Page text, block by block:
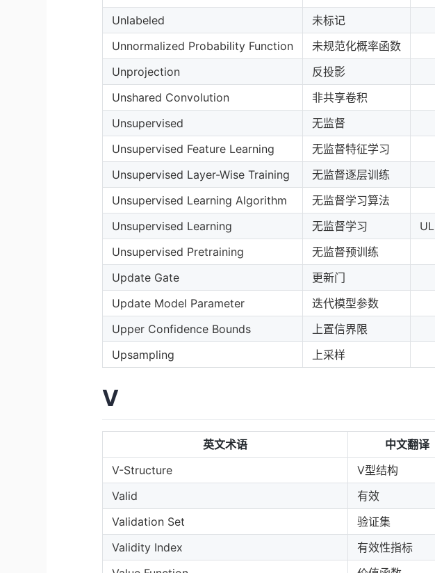
Unlabeled
未标记
Unnormalized Probability Function
未规范化概率函数
Unprojection
反投影
Unshared Convolution
非共享卷积
Unsupervised
无监督
Unsupervised Feature Learning
无监督特征学习
Unsupervised Layer-Wise Training
无监督逐层训练
Unsupervised Learning Algorithm
无监督学习算法
Unsupervised Learning
无监督学习
UL
Unsupervised Pretraining
无监督预训练
Update Gate
更新门
Update Model Parameter
迭代模型参数
Upper Confidence Bounds
上置信界限
Upsampling
上采样
V
英文术语 中文翻译
V-Structure
V型结构
Valid
有效
Validation Set
验证集
Validity Index
有效性指标